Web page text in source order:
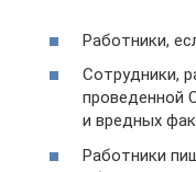
Работники,
Сотрудники,
проведенной
и вредных
Работники